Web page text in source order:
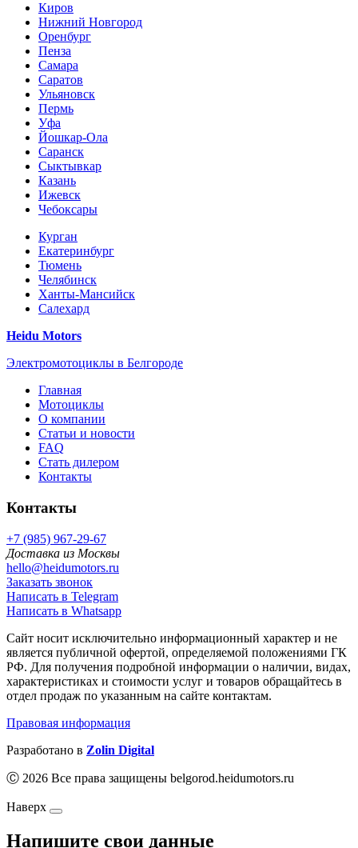
Киров
Нижний Новгород
Оренбург
Пенза
Самара
Саратов
Ульяновск
Пермь
Уфа
Йошкар-Ола
Саранск
Сыктывкар
Казань
Ижевск
Чебоксары
Курган
Екатеринбург
Тюмень
Челябинск
Ханты-Мансийск
Салехард
Heidu Motors
Электромотоциклы в Белгороде
Главная
Мотоциклы
О компании
Статьи и новости
FAQ
Стать дилером
Контакты
Контакты
+7 (985) 967-29-67
Доставка из Москвы
hello@heidumotors.ru
Заказать звонок
Написать в Telegram
Написать в Whatsapp
Сайт носит исключительно информационный характер и не
является публичной офертой, определяемой положениями ГК
РФ. Для получения подробной информации о наличии, видах,
характеристиках и стоимости услуг и товаров обращайтесь в
отдел продаж по указанным на сайте контактам.
Правовая информация
Разработано в Zolin Digital
Ⓒ 2026 Все права защищены belgorod.heidumotors.ru
Наверх
Напишите свои данные